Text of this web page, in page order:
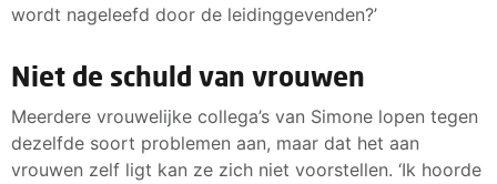
wordt nageleefd door de leidinggevenden?’
Niet de schuld van vrouwen
Meerdere vrouwelijke collega’s van Simone lopen tegen
dezelfde soort problemen aan, maar dat het aan
vrouwen zelf ligt kan ze zich niet voorstellen. ‘Ik hoorde